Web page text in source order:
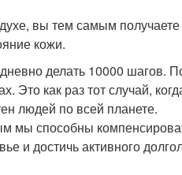
вы тем самым
кожи.
делать 10000 шагов.
Это как раз тот случай,
людей по всей планете.
мы способны
и достичь активного